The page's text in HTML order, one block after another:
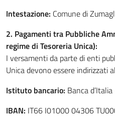
Intestazione: Comune di
2. Pagamenti tra Pubbliche
regime di Tesoreria Unica):
I versamenti da parte di enti
Unica devono essere indirizzati
Istituto bancario: Banca
IBAN: IT66 I01000 04306